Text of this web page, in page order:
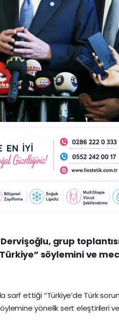
grup
söylemini ve
sarf ettiği “Türkiye’de Türk
yönelik sert eleştirileri